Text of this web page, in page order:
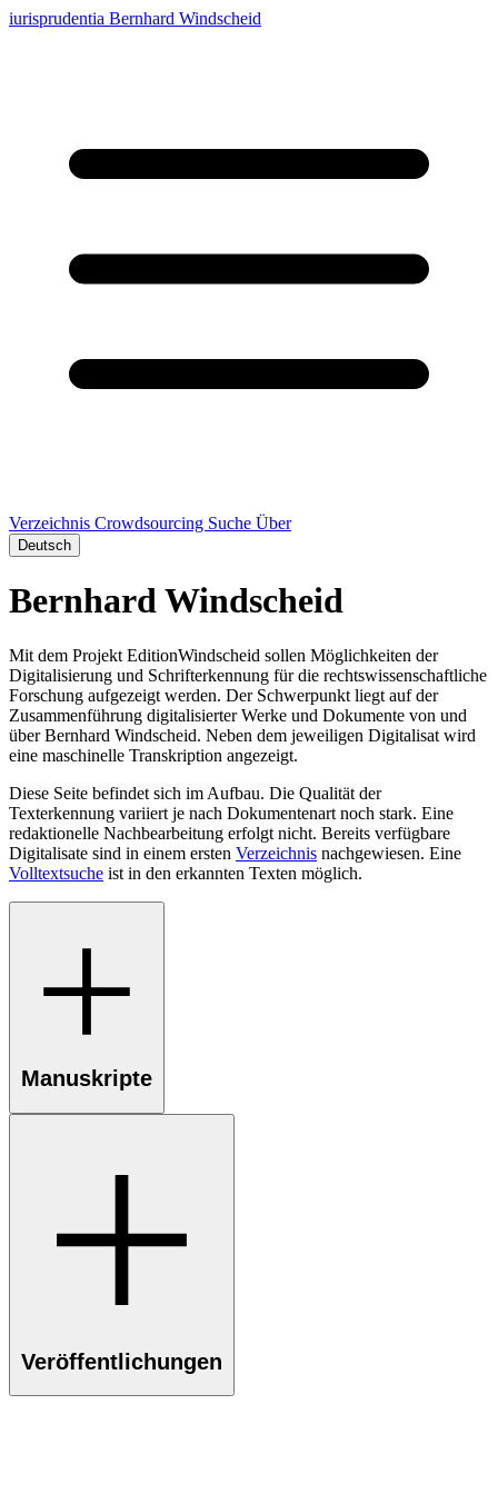
iurisprudentia Bernhard Windscheid
Verzeichnis Crowdsourcing Suche Über
Deutsch
Bernhard Windscheid
Mit dem Projekt EditionWindscheid sollen Möglichkeiten der
Digitalisierung und Schrifterkennung für die rechtswissenschaftliche
Forschung aufgezeigt werden. Der Schwerpunkt liegt auf der
Zusammenführung digitalisierter Werke und Dokumente von und
über Bernhard Windscheid. Neben dem jeweiligen Digitalisat wird
eine maschinelle Transkription angezeigt.
Diese Seite befindet sich im Aufbau. Die Qualität der
Texterkennung variiert je nach Dokumentenart noch stark. Eine
redaktionelle Nachbearbeitung erfolgt nicht. Bereits verfügbare
Digitalisate sind in einem ersten Verzeichnis nachgewiesen. Eine
Volltextsuche ist in den erkannten Texten möglich.
Manuskripte
Veröffentlichungen